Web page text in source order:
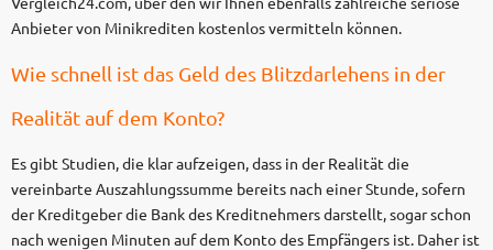
Anbieter von Minikrediten kostenlos vermitteln können.
Wie schnell ist das Geld des Blitzdarlehens in der
Realität auf dem Konto?
Es gibt Studien, die klar aufzeigen, dass in der Realität die
vereinbarte Auszahlungssumme bereits nach einer Stunde, sofern
der Kreditgeber die Bank des Kreditnehmers darstellt, sogar schon
nach wenigen Minuten auf dem Konto des Empfängers ist. Daher ist